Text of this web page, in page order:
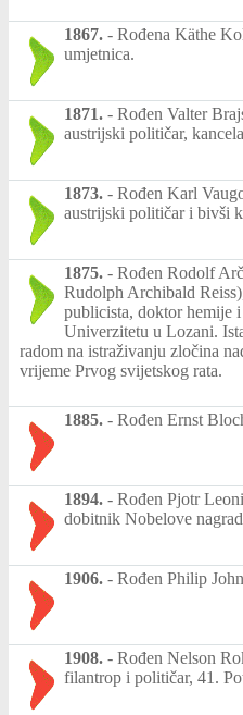
1867. - Rođena Käthe
umjetnica.
1871. - Rođen Valter
austrijski političar,
1873. - Rođen Karl
austrijski političar i bivši
1875. - Rođen Rodolf
Rudolph Archibald
publicista, doktor hemije i
Univerzitetu u Lozani.
radom na istraživanju zločina
vrijeme Prvog svijetskog rata.
1885. - Rođen Ernst
1894. - Rođen Pjotr
dobitnik Nobelove
1906. - Rođen Philip
1908. - Rođen Nelson
filantrop i političar, 41.